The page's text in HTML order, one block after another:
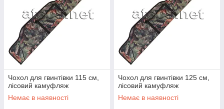
Чохол для гвинтівки 115 см,
лісовий камуфляж
Немає в наявності
Чохол для гвинтівки 125 см,
лісовий камуфляж
Немає в наявності